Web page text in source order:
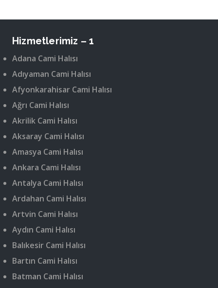
Hizmetlerimiz – 1
Adana Cami Halısı
Adıyaman Cami Halısı
Afyonkarahisar Cami Halısı
Ağrı Cami Halısı
Akrilik Cami Halısı
Aksaray Cami Halısı
Amasya Cami Halısı
Ankara Cami Halısı
Antalya Cami Halısı
Ardahan Cami Halısı
Artvin Cami Halısı
Aydın Cami Halısı
Balıkesir Cami Halısı
Bartın Cami Halısı
Batman Cami Halısı